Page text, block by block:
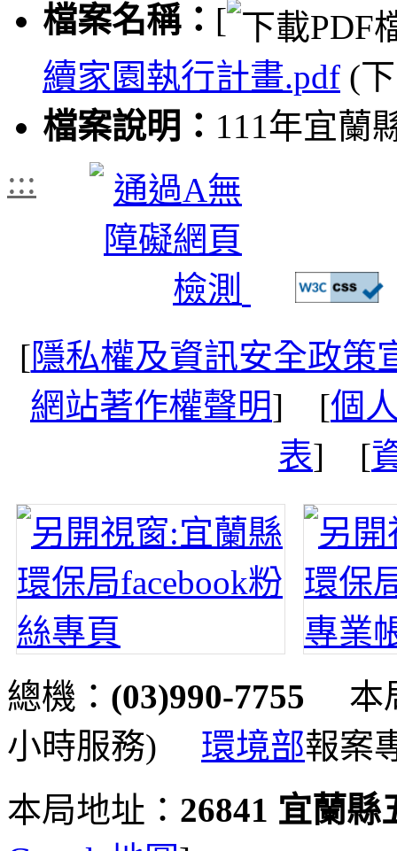
檔案名稱： [
續家園執行計畫.pdf (
檔案說明： 111年宜蘭
:::
[隱私權及資訊安全政策
網站著作權聲明] [個
表] [
總機： (03)990-7755 本
小時服務) 環境部報案
本局地址： 26841 宜蘭縣